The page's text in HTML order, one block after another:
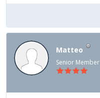
Matteo
Senior Member